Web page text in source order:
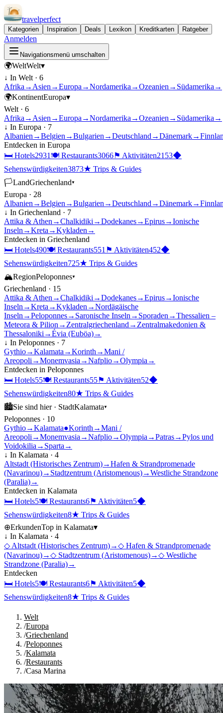
travelperfect
Kategorien Inspiration Deals Lexikon Kreditkarten Ratgeber
Anmelden
Navigationsmenü umschalten
🌍WeltWelt▾
↓ In Welt · 6
Afrika → Asien →Europa →Nordamerika →Ozeanien → Südamerika →
🌍KontinentEuropa▾
Welt · 6
Afrika → Asien →Europa →Nordamerika →Ozeanien → Südamerika →
↓ In Europa · 7
Albanien →Belgien →Bulgarien →Deutschland →Dänemark→
Entdecken in Europa
🛏 Hotels2931 🍽 Restaurants3066⚑ Aktivitäten2153◆
Sehenswürdigkeiten3873★ Trips & Guides
🏳LandGriechenland▾
Europa · 28
Albanien →Belgien →Bulgarien →Deutschland →Dänemark→
↓ In Griechenland · 7
Attika & Athen →Chalkidiki →Dodekanes→Epirus→Ionische
Inseln →Kreta →Kykladen →
Entdecken in Griechenland
🛏 Hotels490🍽 Restaurants551 ⚑ Aktivitäten452◆
Sehenswürdigkeiten725★ Trips & Guides
🏔RegionPeloponnes▾
Griechenland · 15
Attika & Athen →Chalkidiki →Dodekanes→Epirus→Ionische
Inseln →Kreta →Kykladen →Nordägäische
Inseln →Peloponnes→ Saronische Inseln → Sporaden →Thessalien –
Meteora & Pilion → Zentralgriechenland → Zentralmakedonien &
Thessaloniki →Évia (Euböa)→
↓ In Peloponnes · 7
Gythio→Kalamata →Korinth →Mani /
Areopoli →Monemvasia →Nafplio→Olympia →
Entdecken in Peloponnes
🛏 Hotels55🍽 Restaurants55⚑ Aktivitäten52◆
Sehenswürdigkeiten80★ Trips & Guides
🏙Sie sind hier · StadtKalamata▾
Peloponnes · 10
Gythio→Kalamata●Korinth →Mani /
Areopoli →Monemvasia →Nafplio→Olympia →Patras→Pylos und
Voidokilia → Sparta →
↓ In Kalamata · 4
Altstadt (Historisches Zentrum)→Hafen & Strandpromenade
(Navarinou)→ Stadtzentrum (Aristomenous)→Westliche Strandzone
(Paralia)→
Entdecken in Kalamata
🛏 Hotels5🍽 Restaurants6⚑ Aktivitäten5◆
Sehenswürdigkeiten8★ Trips & Guides
⊕ErkundenTop in Kalamata▾
↓ In Kalamata · 4
◇ Altstadt (Historisches Zentrum)→◇ Hafen & Strandpromenade
(Navarinou)→◇ Stadtzentrum (Aristomenous)→◇ Westliche
Strandzone (Paralia)→
Entdecken
🛏 Hotels5🍽 Restaurants6⚑ Aktivitäten5◆
Sehenswürdigkeiten8★ Trips & Guides
Welt
/Europa
/Griechenland
/Peloponnes
/Kalamata
/Restaurants
/Casa Marina